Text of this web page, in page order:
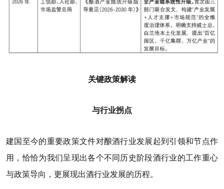
关键政策解读
与行业拐点
建国至今的重要政策文件对酿酒行业发展起到引领和节点作
用，恰恰为我们呈现出各个不同历史阶段酒行业的工作重心
与政策导向，更展现出酒行业发展的历程。